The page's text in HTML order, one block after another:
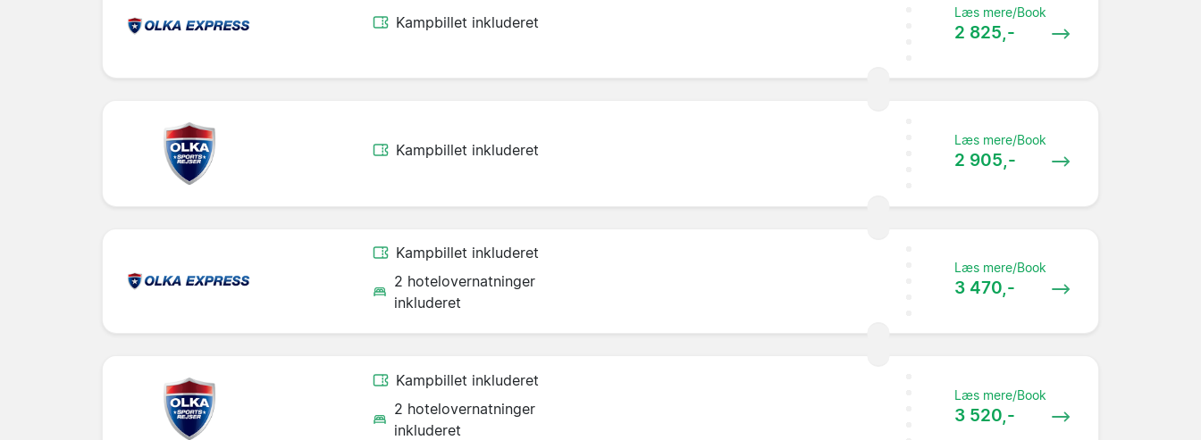
Kampbillet inkluderet
Læs mere/Book
2 825,-
Kampbillet inkluderet
Læs mere/Book
2 905,-
Kampbillet inkluderet
2 hotelovernatninger
inkluderet
Læs mere/Book
3 470,-
Kampbillet inkluderet
2 hotelovernatninger
inkluderet
Læs mere/Book
3 520,-